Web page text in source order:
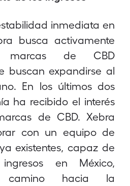
inmediata en
busca activamente
marcas de CBD
buscan expandirse al
En los últimos dos
ha recibido el interés
de CBD. Xebra
con un equipo de
existentes, capaz de
en México,
camino hacia la